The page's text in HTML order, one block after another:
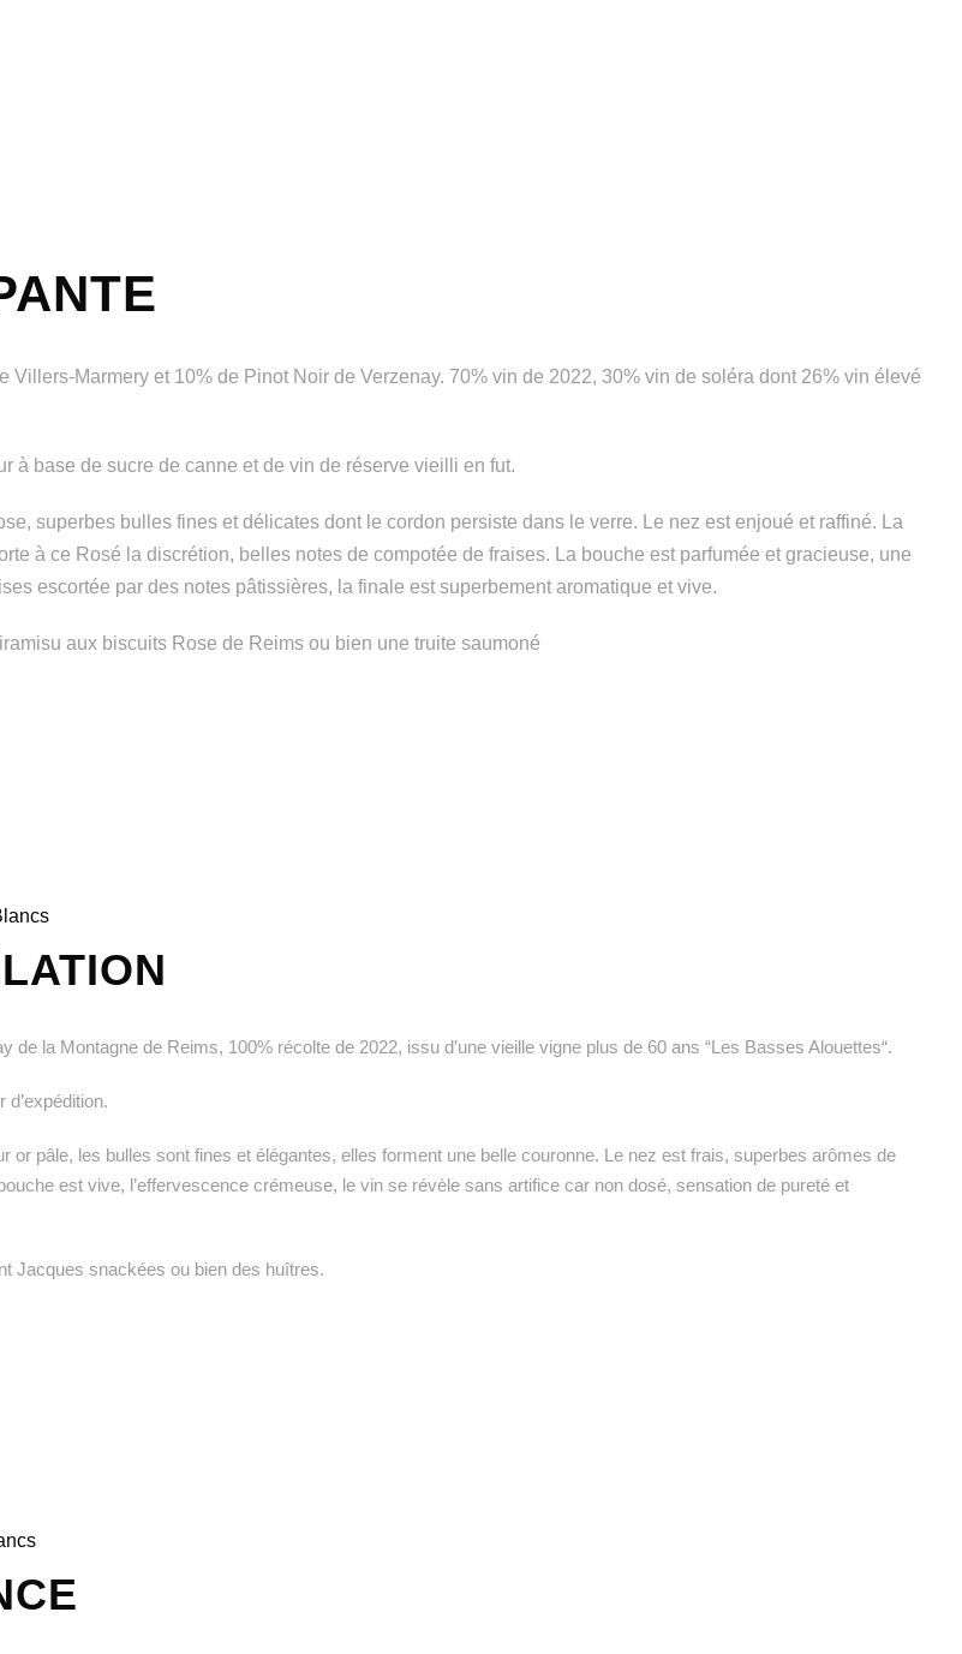
Villers-Marmery et 10% de Pinot Noir de Verzenay. 70% vin de 2022, 30% vin de soléra dont 26% vin élevé
à base de sucre de canne et de vin de réserve vieilli en fut.
superbes bulles fines et délicates dont le cordon persiste dans le verre. Le nez est enjoué et raffiné. La
à ce Rosé la discrétion, belles notes de compotée de fraises. La bouche est parfumée et gracieuse, une
escortée par des notes pâtissières, la finale est superbement aromatique et vive.
aux biscuits Rose de Reims ou bien une truite saumoné
de la Montagne de Reims, 100% récolte de 2022, issu d’une vieille vigne plus de 60 ans “Les Basses Alouettes“.
d’expédition.
or pâle, les bulles sont fines et élégantes, elles forment une belle couronne. Le nez est frais, superbes arômes de
est vive, l’effervescence crémeuse, le vin se révèle sans artifice car non dosé, sensation de pureté et
Jacques snackées ou bien des huîtres.